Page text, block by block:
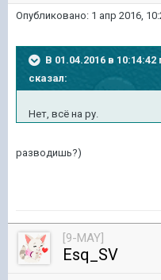
Опубликовано: 1 апр 2016,
В 01.04.2016 в
сказал:
Нет, всё на ру.
разводишь?)
[9-MAY]
Esq_SV